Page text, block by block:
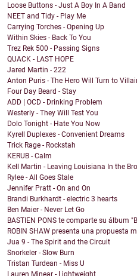
Loose Buttons - Just A Boy In A Band
NEET and Tidy - Play Me
Carrying Torches - Opening Up
Within Skies - Back To You
Trez Rek 500 - Passing Signs
QUACK - LAST HOPE
Jared Martin - 222
Anton Puris - The Hero Will Turn to
Four Day Beard - Stay
ADD | OCD - Drinking Problem
Westerly - They Will Test You
Dolo Tonight - Hate You Now
Kyrell Duplexes - Convenient Dreams
Trick Rage - Rockstah
KERUB - Calm
Kell Martin - Leaving Louisiana In the
Rylee - All Goes Stale
Jennifer Pratt - On and On
Brandi Burkhardt - electric 3 hearts
Ben Maier - Never Let Go
BASTIEN PONS te comparte su álbum
ROBIN SHAW presenta una propuesta
Jua 9 - The Spirit and the Circuit
Snorkeler - Slow Burn
Tristan Turdean - Miss U
Lauren Minear - Lightweight